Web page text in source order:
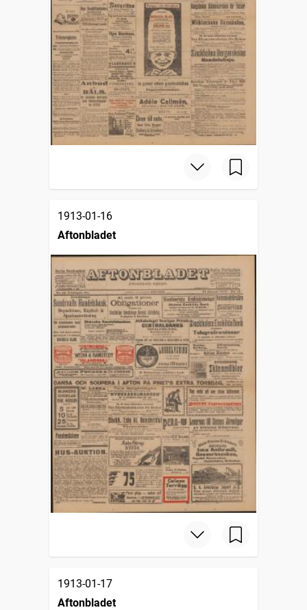
1913-01-16
Aftonbladet
1913-01-17
Aftonbladet